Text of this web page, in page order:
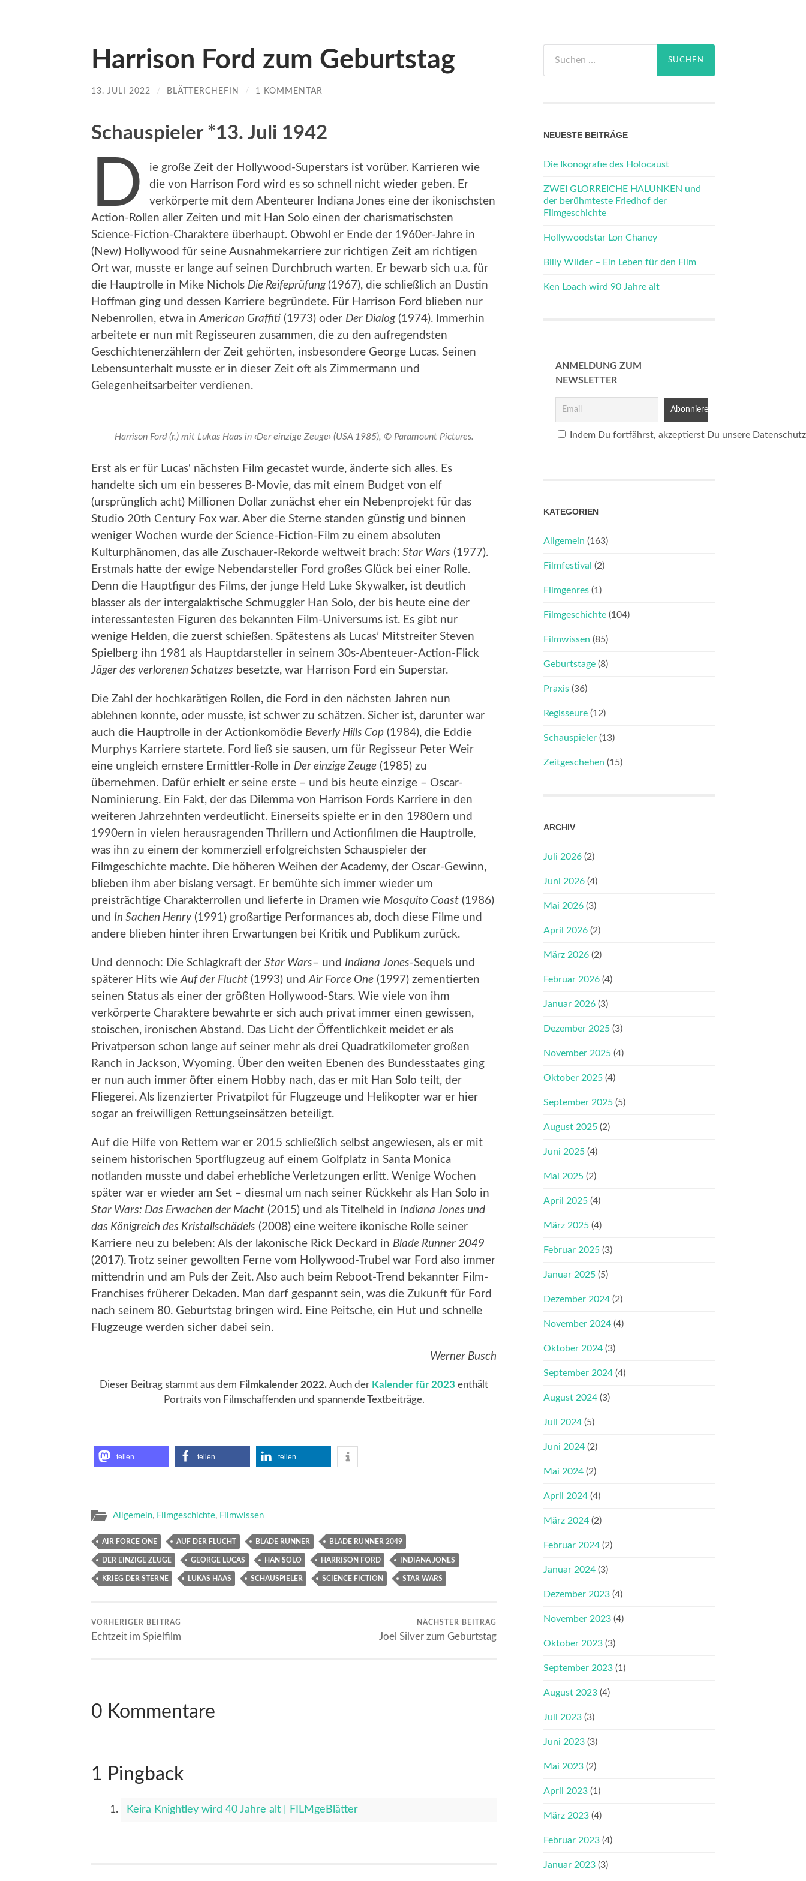
Harrison Ford zum Geburtstag
13. JULI 2022 / BLÄTTERCHEFIN / 1 KOMMENTAR
Schauspieler *13. Juli 1942
D
ie große Zeit der Hollywood-Superstars ist vorüber. Karrieren wie
die von Harrison Ford wird es so schnell nicht wieder geben. Er
verkörperte mit dem Abenteurer Indiana Jones eine der ikonischsten
Action-Rollen aller Zeiten und mit Han Solo einen der charismatischsten
Science-Fiction-Charaktere überhaupt. Obwohl er Ende der 1960er-Jahre in
(New) Hollywood für seine Ausnahmekarriere zur richtigen Zeit am richtigen
Ort war, musste er lange auf seinen Durchbruch warten. Er bewarb sich u.a. für
die Hauptrolle in Mike Nichols Die Reifeprüfung (1967), die schließlich an Dustin
Hoffman ging und dessen Karriere begründete. Für Harrison Ford blieben nur
Nebenrollen, etwa in American Graffiti (1973) oder Der Dialog(1974). Immerhin
arbeitete er nun mit Regisseuren zusammen, die zu den aufregendsten
Geschichtenerzählern der Zeit gehörten, insbesondere George Lucas. Seinen
Lebensunterhalt musste er in dieser Zeit oft als Zimmermann und
Gelegenheitsarbeiter verdienen.
Harrison Ford (r.) mit Lukas Haas in ‹Der einzige Zeuge›(USA 1985), © Paramount Pictures.
Erst als er für Lucas‘ nächsten Film gecastet wurde, änderte sich alles. Es
handelte sich um ein besseres B-Movie, das mit einem Budget von elf
(ursprünglich acht) Millionen Dollar zunächst eher ein Nebenprojekt für das
Studio 20th Century Fox war. Aber die Sterne standen günstig und binnen
weniger Wochen wurde der Science-Fiction-Film zu einem absoluten
Kulturphänomen, das alle Zuschauer-Rekorde weltweit brach: Star Wars (1977).
Erstmals hatte der ewige Nebendarsteller Ford großes Glück bei einer Rolle.
Denn die Hauptfigur des Films, der junge Held Luke Skywalker, ist deutlich
blasser als der intergalaktische Schmuggler Han Solo, der bis heute eine der
interessantesten Figuren des bekannten Film-Universums ist. Es gibt nur
wenige Helden, die zuerst schießen. Spätestens als Lucas’ Mitstreiter Steven
Spielberg ihn 1981 als Hauptdarsteller in seinem 30s-Abenteuer-Action-Flick
Jäger des verlorenen Schatzes besetzte, war Harrison Ford ein Superstar.
Die Zahl der hochkarätigen Rollen, die Ford in den nächsten Jahren nun
ablehnen konnte, oder musste, ist schwer zu schätzen. Sicher ist, darunter war
auch die Hauptrolle in der Actionkomödie Beverly Hills Cop (1984), die Eddie
Murphys Karriere startete. Ford ließ sie sausen, um für Regisseur Peter Weir
eine ungleich ernstere Ermittler-Rolle in Der einzige Zeuge (1985) zu
übernehmen. Dafür erhielt er seine erste – und bis heute einzige – Oscar-
Nominierung. Ein Fakt, der das Dilemma von Harrison Fords Karriere in den
weiteren Jahrzehnten verdeutlicht. Einerseits spielte er in den 1980ern und
1990ern in vielen herausragenden Thrillern und Actionfilmen die Hauptrolle,
was ihn zu einem der kommerziell erfolgreichsten Schauspieler der
Filmgeschichte machte. Die höheren Weihen der Academy, der Oscar-Gewinn,
blieben ihm aber bislang versagt. Er bemühte sich immer wieder um
preisträchtige Charakterrollen und lieferte in Dramen wie Mosquito Coast (1986)
und In Sachen Henry(1991) großartige Performances ab, doch diese Filme und
andere blieben hinter ihren Erwartungen bei Kritik und Publikum zurück.
Und dennoch: Die Schlagkraft der Star Wars– und Indiana Jones-Sequels und
späterer Hits wie Auf der Flucht (1993) und Air Force One (1997) zementierten
seinen Status als einer der größten Hollywood-Stars. Wie viele von ihm
verkörperte Charaktere bewahrte er sich auch privat immer einen gewissen,
stoischen, ironischen Abstand. Das Licht der Öffentlichkeit meidet er als
Privatperson schon lange auf seiner mehr als drei Quadratkilometer großen
Ranch in Jackson, Wyoming. Über den weiten Ebenen des Bundesstaates ging
er nun auch immer öfter einem Hobby nach, das er mit Han Solo teilt, der
Fliegerei. Als lizenzierter Privatpilot für Flugzeuge und Helikopter war er hier
sogar an freiwilligen Rettungseinsätzen beteiligt.
Auf die Hilfe von Rettern war er 2015 schließlich selbst angewiesen, als er mit
seinem historischen Sportflugzeug auf einem Golfplatz in Santa Monica
notlanden musste und dabei erhebliche Verletzungen erlitt. Wenige Wochen
später war er wieder am Set – diesmal um nach seiner Rückkehr als Han Solo in
Star Wars: Das Erwachen der Macht (2015) und als Titelheld in Indiana Jones und
das Königreich des Kristallschädels (2008) eine weitere ikonische Rolle seiner
Karriere neu zu beleben: Als der lakonische Rick Deckard in Blade Runner 2049
(2017). Trotz seiner gewollten Ferne vom Hollywood-Trubel war Ford also immer
mittendrin und am Puls der Zeit. Also auch beim Reboot-Trend bekannter Film-
Franchises früherer Dekaden. Man darf gespannt sein, was die Zukunft für Ford
nach seinem 80. Geburtstag bringen wird. Eine Peitsche, ein Hut und schnelle
Flugzeuge werden sicher dabei sein.
Werner Busch
Dieser Beitrag stammt aus dem Filmkalender 2022. Auch der Kalender für 2023 enthält
Portraits von Filmschaffenden und spannende Textbeiträge.
teilen teilen teilen
Allgemein, Filmgeschichte, Filmwissen
AIR FORCE ONE AUF DER FLUCHT BLADE RUNNER BLADE RUNNER 2049
DER EINZIGE ZEUGE GEORGE LUCAS HAN SOLO HARRISON FORD INDIANA JONES
KRIEG DER STERNE LUKAS HAAS SCHAUSPIELER SCIENCE FICTION STAR WARS
VORHERIGER BEITRAG
Echtzeit im Spielfilm
NÄCHSTER BEITRAG
Joel Silver zum Geburtstag
0 Kommentare
1 Pingback
Keira Knightley wird 40 Jahre alt | FILMgeBlätter
nach:
NEUESTE BEITRÄGE
Die Ikonografie des Holocaust
ZWEI GLORREICHE HALUNKEN und
der berühmteste Friedhof der
Filmgeschichte
Hollywoodstar Lon Chaney
Billy Wilder – Ein Leben für den Film
Ken Loach wird 90 Jahre alt
ANMELDUNG ZUM
NEWSLETTER
Indem Du fortfährst, akzeptierst Du unsere
KATEGORIEN
Allgemein (163)
Filmfestival (2)
Filmgenres (1)
Filmgeschichte (104)
Filmwissen (85)
Geburtstage (8)
Praxis (36)
Regisseure (12)
Schauspieler (13)
Zeitgeschehen (15)
ARCHIV
Juli 2026 (2)
Juni 2026 (4)
Mai 2026 (3)
April 2026 (2)
März 2026 (2)
Februar 2026 (4)
Januar 2026 (3)
Dezember 2025 (3)
November 2025 (4)
Oktober 2025 (4)
September 2025 (5)
August 2025 (2)
Juni 2025 (4)
Mai 2025 (2)
April 2025 (4)
März 2025 (4)
Februar 2025 (3)
Januar 2025 (5)
Dezember 2024 (2)
November 2024 (4)
Oktober 2024 (3)
September 2024 (4)
August 2024 (3)
Juli 2024 (5)
Juni 2024 (2)
Mai 2024 (2)
April 2024 (4)
März 2024 (2)
Februar 2024 (2)
Januar 2024 (3)
Dezember 2023 (4)
November 2023 (4)
Oktober 2023 (3)
September 2023 (1)
August 2023 (4)
Juli 2023 (3)
Juni 2023 (3)
Mai 2023 (2)
April 2023 (1)
März 2023 (4)
Februar 2023 (4)
Januar 2023 (3)